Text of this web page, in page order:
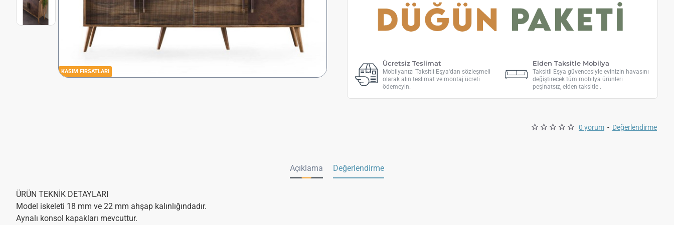
KASIM FIRSATLARI
0 yorum - Değerlendirme
Ücretsiz Teslimat
Mobilyanızı Taksitli Eşya'dan sözleşmeli
olarak alın teslimat ve montaj ücreti
ödemeyin.
Elden Taksitle Mobilya
Taksitli Eşya güvencesiyle evinizin havasını
değiştirecek tüm mobilya ürünleri
peşinatsız, elden taksitle .
Açıklama Değerlendirme
ÜRÜN TEKNİK DETAYLARI
Model iskeleti 18 mm ve 22 mm ahşap kalınlığındadır.
Aynalı konsol kapakları mevcuttur.